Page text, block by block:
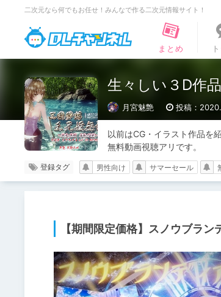
二次元なら何でもお任せ！みんなで作る二次元情報サイト！
DLチャンネル
まとめ
生々しい３D作
月宮魅艶 投稿：
以前はCG・イラスト作品を
無料動画視聴アリです。
登録タグ 男性向け サマーセール
【期間限定価格】スノウブラ